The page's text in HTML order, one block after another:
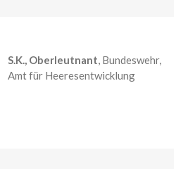
S.K., Oberleutnant, Bundeswehr,
Amt für Heeresentwicklung